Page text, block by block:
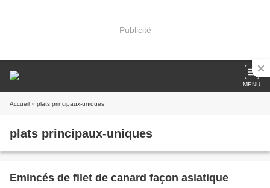
Publicité
MENU
Accueil » plats principaux-uniques
plats principaux-uniques
Emincés de filet de canard façon asiatique